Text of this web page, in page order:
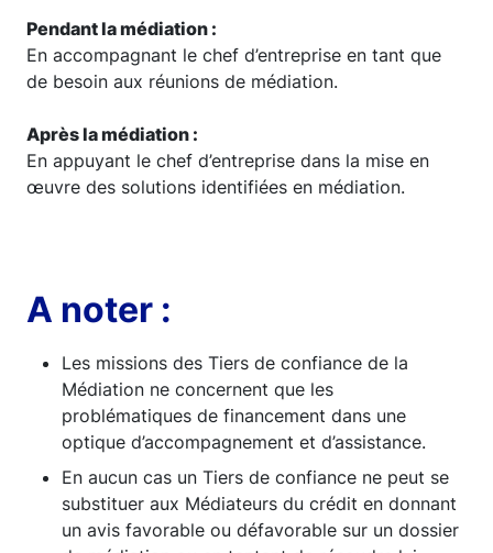
Pendant la médiation :
En accompagnant le chef d’entreprise en tant que
de besoin aux réunions de médiation.
Après la médiation :
En appuyant le chef d’entreprise dans la mise en
œuvre des solutions identifiées en médiation.
A noter :
Les missions des Tiers de confiance de la
Médiation ne concernent que les
problématiques de financement dans une
optique d’accompagnement et d’assistance.
En aucun cas un Tiers de confiance ne peut se
substituer aux Médiateurs du crédit en donnant
un avis favorable ou défavorable sur un dossier